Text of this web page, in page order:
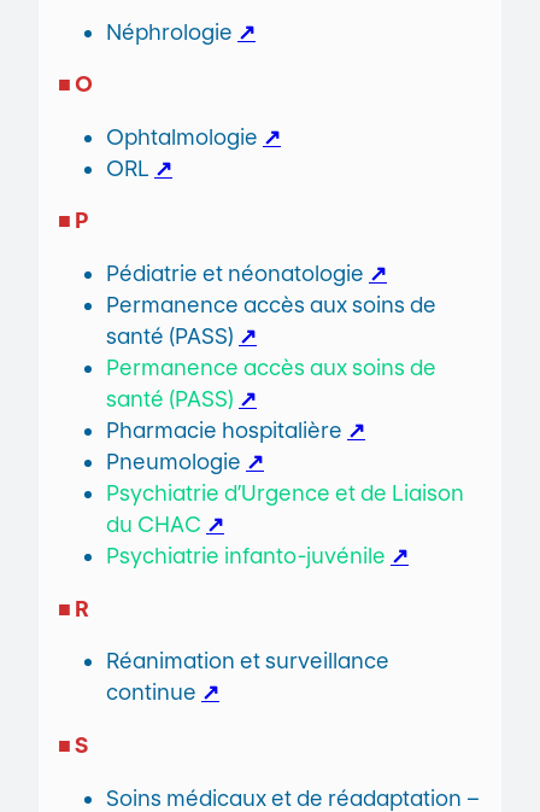
Néphrologie ↗
■ O
Ophtalmologie ↗
ORL ↗
■ P
Pédiatrie et néonatologie ↗
Permanence accès aux soins de
santé (PASS) ↗
Permanence accès aux soins de
santé (PASS) ↗
Pharmacie hospitalière ↗
Pneumologie ↗
Psychiatrie d’Urgence et de Liaison
du CHAC ↗
Psychiatrie infanto-juvénile ↗
■ R
Réanimation et surveillance
continue ↗
■ S
Soins médicaux et de réadaptation –